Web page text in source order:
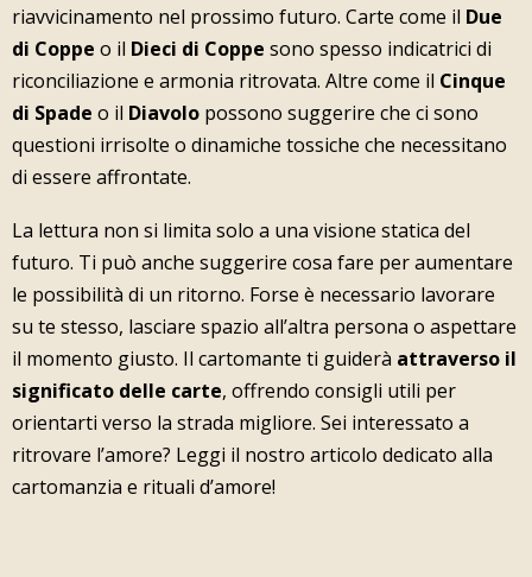
riavvicinamento nel prossimo futuro. Carte come il Due
di Coppe o il Dieci di Coppe sono spesso indicatrici di
riconciliazione e armonia ritrovata. Altre come il Cinque
di Spade o il Diavolo possono suggerire che ci sono
questioni irrisolte o dinamiche tossiche che necessitano
di essere affrontate.
La lettura non si limita solo a una visione statica del
futuro. Ti può anche suggerire cosa fare per aumentare
le possibilità di un ritorno. Forse è necessario lavorare
su te stesso, lasciare spazio all’altra persona o aspettare
il momento giusto. Il cartomante ti guiderà attraverso il
significato delle carte, offrendo consigli utili per
orientarti verso la strada migliore. Sei interessato a
ritrovare l’amore? Leggi il nostro articolo dedicato alla
cartomanzia e rituali d’amore!